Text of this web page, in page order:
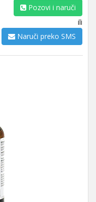
Pozovi i naruči
ili
Naruči preko SMS